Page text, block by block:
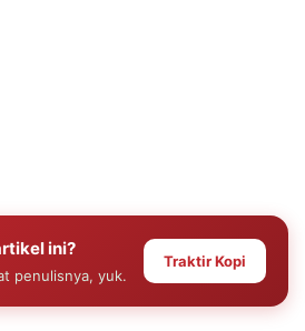
ini?
penulisnya, yuk.
Traktir Kopi